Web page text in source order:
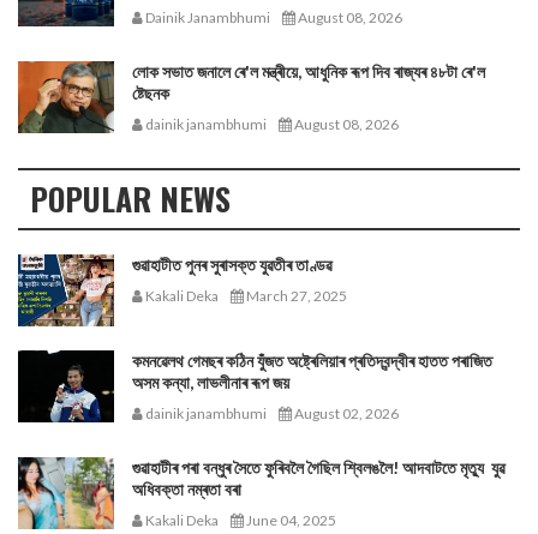
Dainik Janambhumi August 08, 2026
লোক সভাত জনালে ৰে'ল মন্ত্ৰীয়ে, আধুনিক ৰূপ দিব ৰাজ্যৰ ৪৮টা ৰে'ল
ষ্টেছনক
dainik janambhumi August 08, 2026
POPULAR NEWS
গুৱাহাটীত পুনৰ সুৰাসক্ত যুৱতীৰ তাণ্ডৱ
Kakali Deka March 27, 2025
কমনৱেলথ গেমছৰ কঠিন যুঁজত অষ্ট্ৰেলিয়াৰ প্ৰতিদ্বন্দ্বীৰ হাতত পৰাজিত
অসম কন্যা, লাভলীনাৰ ৰূপ জয়
dainik janambhumi August 02, 2026
গুৱাহাটীৰ পৰা বন্ধুৰ সৈতে ফুৰিবলৈ গৈছিল শ্বিলঙলৈ! আদবাটতে মৃত্যু যুৱ
অধিবক্তা নম্ৰতা বৰা
Kakali Deka June 04, 2025